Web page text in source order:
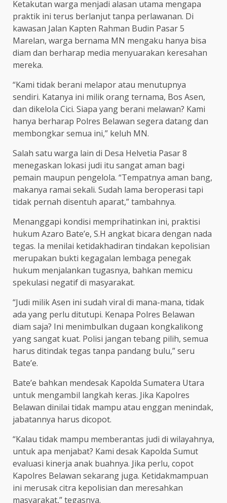
Ketakutan warga menjadi alasan utama mengapa
praktik ini terus berlanjut tanpa perlawanan. Di
kawasan Jalan Kapten Rahman Budin Pasar 5
Marelan, warga bernama MN mengaku hanya bisa
diam dan berharap media menyuarakan keresahan
mereka.
“Kami tidak berani melapor atau menutupnya
sendiri. Katanya ini milik orang ternama, Bos Asen,
dan dikelola Cici. Siapa yang berani melawan? Kami
hanya berharap Polres Belawan segera datang dan
membongkar semua ini,” keluh MN.
Salah satu warga lain di Desa Helvetia Pasar 8
menegaskan lokasi judi itu sangat aman bagi
pemain maupun pengelola. “Tempatnya aman bang,
makanya ramai sekali. Sudah lama beroperasi tapi
tidak pernah disentuh aparat,” tambahnya.
Menanggapi kondisi memprihatinkan ini, praktisi
hukum Azaro Bate’e, S.H angkat bicara dengan nada
tegas. Ia menilai ketidakhadiran tindakan kepolisian
merupakan bukti kegagalan lembaga penegak
hukum menjalankan tugasnya, bahkan memicu
spekulasi negatif di masyarakat.
“Judi milik Asen ini sudah viral di mana-mana, tidak
ada yang perlu ditutupi. Kenapa Polres Belawan
diam saja? Ini menimbulkan dugaan kongkalikong
yang sangat kuat. Polisi jangan tebang pilih, semua
harus ditindak tegas tanpa pandang bulu,” seru
Bate’e.
Bate’e bahkan mendesak Kapolda Sumatera Utara
untuk mengambil langkah keras. Jika Kapolres
Belawan dinilai tidak mampu atau enggan menindak,
jabatannya harus dicopot.
“Kalau tidak mampu memberantas judi di wilayahnya,
untuk apa menjabat? Kami desak Kapolda Sumut
evaluasi kinerja anak buahnya. Jika perlu, copot
Kapolres Belawan sekarang juga. Ketidakmampuan
ini merusak citra kepolisian dan meresahkan
masyarakat,” tegasnya.